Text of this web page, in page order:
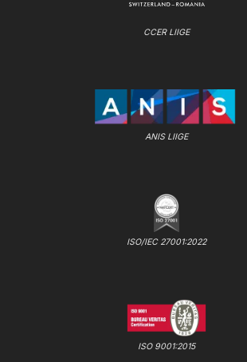
CCER LIIGE
ANIS LIIGE
ISO/IEC 27001:2022
ISO 9001:2015